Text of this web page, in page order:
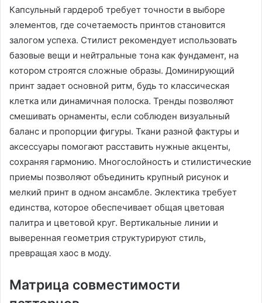
Капсульный гардероб требует точности в выборе
элементов, где сочетаемость принтов становится
залогом успеха. Стилист рекомендует использовать
базовые вещи и нейтральные тона как фундамент, на
котором строятся сложные образы. Доминирующий
принт задает основной ритм, будь то классическая
клетка или динамичная полоска. Тренды позволяют
смешивать орнаменты, если соблюден визуальный
баланс и пропорции фигуры. Ткани разной фактуры и
аксессуары помогают расставить нужные акценты,
сохраняя гармонию. Многослойность и стилистические
приемы позволяют объединить крупный рисунок и
мелкий принт в одном ансамбле. Эклектика требует
единства, которое обеспечивает общая цветовая
палитра и цветовой круг. Вертикальные линии и
выверенная геометрия структурируют стиль,
превращая хаос в моду.
Матрица совместимости